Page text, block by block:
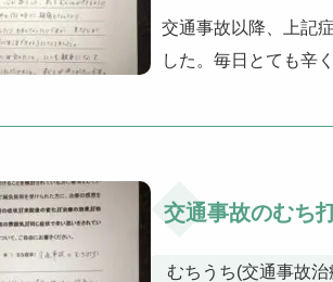
交通事故以降、上記
した。毎日とても辛
交通事故のむち
むちうち(交通事故治